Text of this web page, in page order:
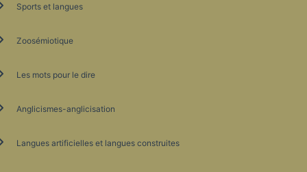
Sports et langues
Zoosémiotique
Les mots pour le dire
Anglicismes-anglicisation
Langues artificielles et langues construites